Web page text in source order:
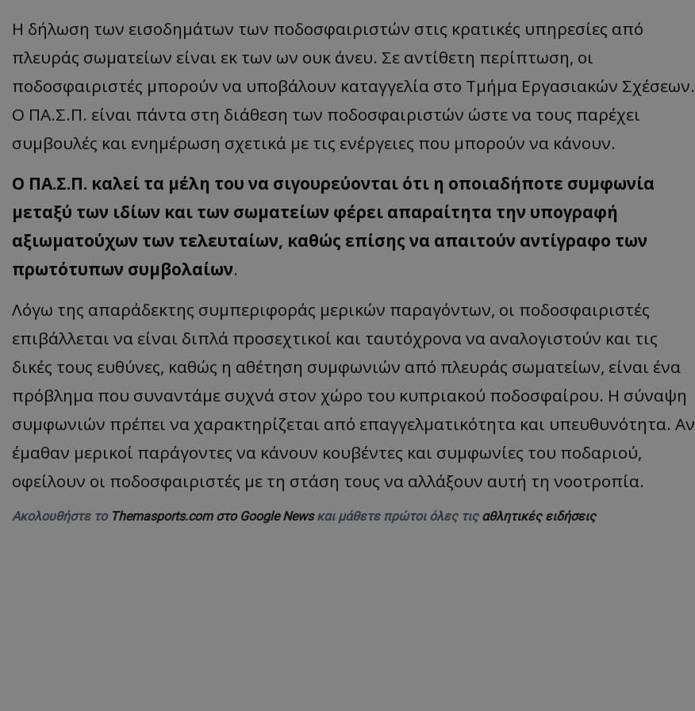
Η δήλωση των εισοδημάτων των ποδοσφαιριστών στις κρατικές υπηρεσίες από
πλευράς σωματείων είναι εκ των ων ουκ άνευ. Σε αντίθετη περίπτωση, οι
ποδοσφαιριστές μπορούν να υποβάλουν καταγγελία στο Τμήμα Εργασιακών Σχέσεων.
Ο ΠΑ.Σ.Π. είναι πάντα στη διάθεση των ποδοσφαιριστών ώστε να τους παρέχει
συμβουλές και ενημέρωση σχετικά με τις ενέργειες που μπορούν να κάνουν.
Ο ΠΑ.Σ.Π. καλεί τα μέλη του να σιγουρεύονται ότι η οποιαδήποτε συμφωνία
μεταξύ των ιδίων και των σωματείων φέρει απαραίτητα την υπογραφή
αξιωματούχων των τελευταίων, καθώς επίσης να απαιτούν αντίγραφο των
πρωτότυπων συμβολαίων.
Λόγω της απαράδεκτης συμπεριφοράς μερικών παραγόντων, οι ποδοσφαιριστές
επιβάλλεται να είναι διπλά προσεχτικοί και ταυτόχρονα να αναλογιστούν και τις
δικές τους ευθύνες, καθώς η αθέτηση συμφωνιών από πλευράς σωματείων, είναι ένα
πρόβλημα που συναντάμε συχνά στον χώρο του κυπριακού ποδοσφαίρου. Η σύναψη
συμφωνιών πρέπει να χαρακτηρίζεται από επαγγελματικότητα και υπευθυνότητα. Αν
έμαθαν μερικοί παράγοντες να κάνουν κουβέντες και συμφωνίες του ποδαριού,
οφείλουν οι ποδοσφαιριστές με τη στάση τους να αλλάξουν αυτή τη νοοτροπία.
Ακολουθήστε το Themasports.com στο Google Newsκαι μάθετε πρώτοι όλες τις αθλητικές ειδήσεις